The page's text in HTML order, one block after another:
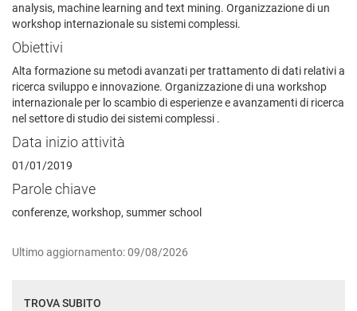
analysis, machine learning and text mining. Organizzazione di un
workshop internazionale su sistemi complessi.
Obiettivi
Alta formazione su metodi avanzati per trattamento di dati relativi a
ricerca sviluppo e innovazione. Organizzazione di una workshop
internazionale per lo scambio di esperienze e avanzamenti di ricerca
nel settore di studio dei sistemi complessi .
Data inizio attività
01/01/2019
Parole chiave
conferenze, workshop, summer school
Ultimo aggiornamento: 09/08/2026
TROVA SUBITO